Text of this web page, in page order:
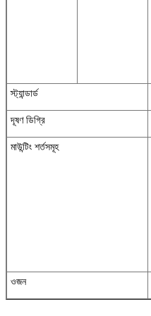
স্ট্যান্ডার্ড
দূষণ ডিগ্রি
মাউন্টিং শর্তসমূহ
ওজন